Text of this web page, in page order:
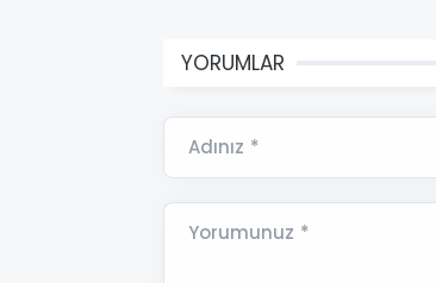
YORUMLAR
Adınız *
Yorumunuz *